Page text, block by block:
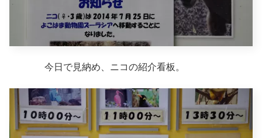
今日で見納め、ニコの紹介看板。